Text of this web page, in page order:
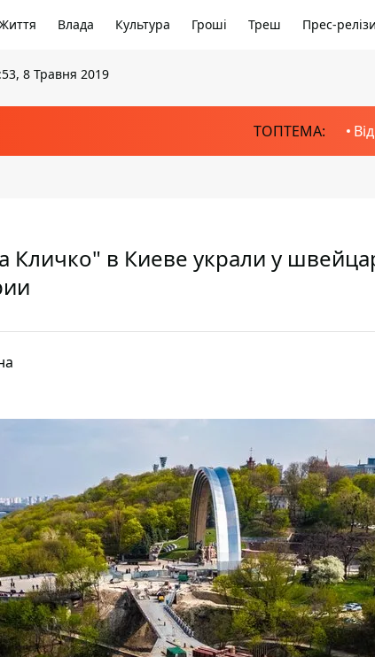
Влада Культура Гроші Треш Прес-релізи
8 Травня 2019
ТОПТЕМА:
Кличко" в Киеве украли у